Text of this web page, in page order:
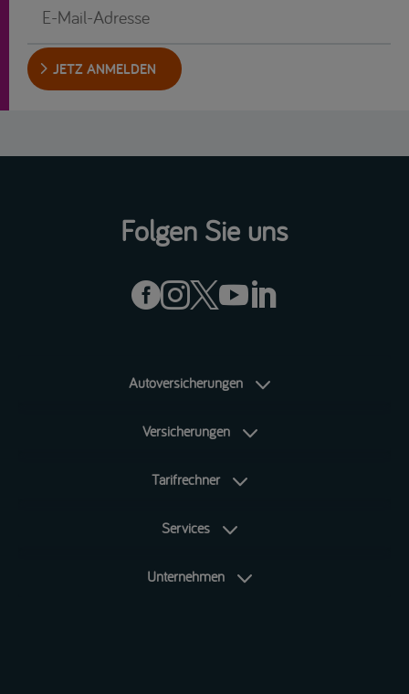
JETZ ANMELDEN
Folgen Sie uns

Autoversicherungen
Versicherungen
Tarifrechner
Services
Unternehmen